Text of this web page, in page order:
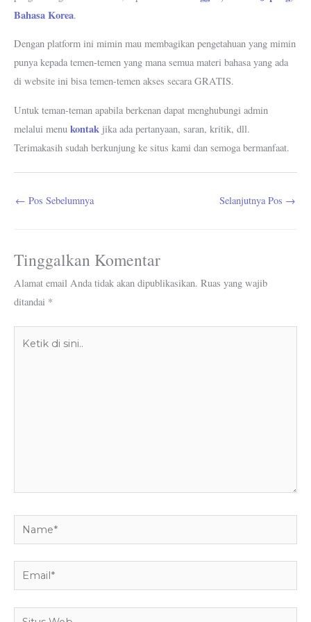
Bahasa Korea.
Dengan platform ini mimin mau membagikan pengetahuan yang mimin
punya kepada temen-temen yang mana semua materi bahasa yang ada
di website ini bisa temen-temen akses secara GRATIS.
Untuk teman-teman apabila berkenan dapat menghubungi admin
melalui menu kontak jika ada pertanyaan, saran, kritik, dll.
Terimakasih sudah berkunjung ke situs kami dan semoga bermanfaat.
← Pos Sebelumnya Selanjutnya Pos →
Tinggalkan Komentar
Alamat email Anda tidak akan dipublikasikan. Ruas yang wajib
ditandai *
Name*
Email*
Situs